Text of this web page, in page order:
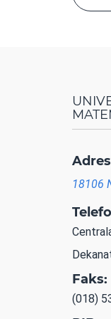
18106
Faks:
(018)